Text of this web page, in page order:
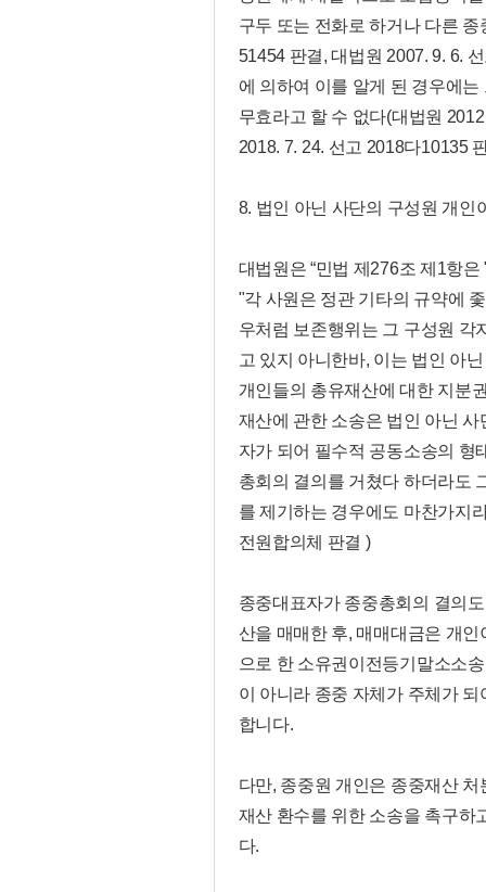
구두 또는 전화로 하거나 다른
51454 판결, 대법원 2007. 9. 6.
에 의하여 이를 알게 된 경우에
무효라고 할 수 없다(대법원
2018. 7. 24. 선고 2018다10135
8. 법인 아닌 사단의 구성원 개인
대법원은 “민법 제276조 제1항
"각 사원은 정관 기타의 규약에
우처럼 보존행위는 그 구성원 각
고 있지 아니한바, 이는 법인 아
개인들의 총유재산에 대한 지분
재산에 관한 소송은 법인 아닌
자가 되어 필수적 공동소송의 형
총회의 결의를 거쳤다 하더라도
를 제기하는 경우에도 마찬가지
전원합의체 판결 )
종중대표자가 종중총회의 결의
산을 매매한 후, 매매대금은 개
으로 한 소유권이전등기말소소
이 아니라 종중 자체가 주체가
합니다.
다만, 종중원 개인은 종중재산
재산 환수를 위한 소송을 촉구하
다.